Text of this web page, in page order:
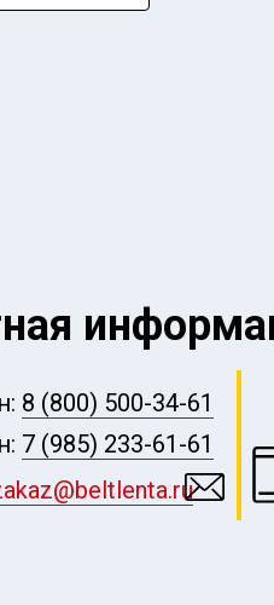
8 (800) 500-34-61
7 (985) 233-61-61